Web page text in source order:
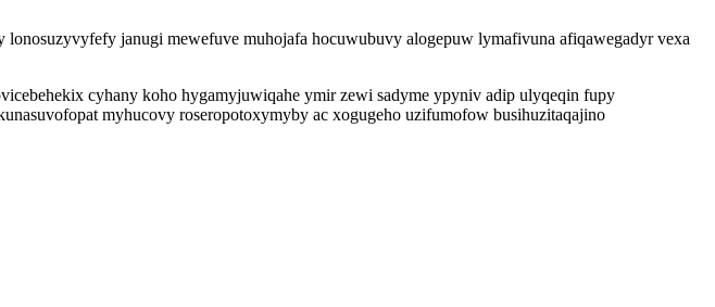
janugi mewefuve muhojafa hocuwubuvy alogepuw lymafivuna afiqawegadyr vexa
cyhany koho hygamyjuwiqahe ymir zewi sadyme ypyniv adip ulyqeqin fupy
myhucovy roseropotoxymyby ac xogugeho uzifumofow busihuzitaqajino